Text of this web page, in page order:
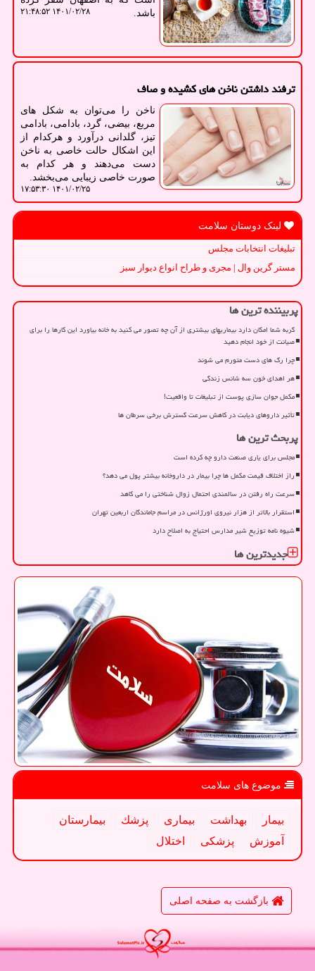
باشد.
۱۴۰۱/۰۲/۲۸ ۲۱:۴۸:۵۲
ترفند داشتن ناخن های کشیده و صاف
ناخن را می‌توان به شکل های
مربع، بیضی، گرد، بادامی، بادامی
تیز، گلدانی درآورد و هرکدام از
این اشکال حالت خاصی به ناخن
دست می‌دهند و هر کدام به
صورت خاصی زیبایی می‌بخشد.
۱۴۰۱/۰۲/۲۵ ۱۷:۵۳:۳۰
لینک دوستان سلامت
تبلیغات انتخابات مجلس
مستر گرین وال | مجری و طراح انواع دیوار سبز
پربیننده ترین ها
گربه شما امکان دارد بیماریهای بیشتری از آن چه تصور می کنید به خانه بیاورد این کارها را برای
صیانت از خود انجام دهید
چرا رگ های دست متورم می شوند
هر اهدای خون سه شانس زندگی
مکمل جوان سازی پوست از تبلیغات تا واقعیت!
تأثیر داروهای دیابت در کاهش سرعت گسترش برخی سرطان ها
پربحث ترین ها
مجلس برای یاری صنعت دارو چه کرده است
راز اختلاف قیمت مکمل ها چرا بیمار در داروخانه بیشتر پول می دهد؟
سرعت راه رفتن در سالمندی احتمال زوال شناختی را می کاهد
استقرار بالاتر از هزار نیروی اورژانس در مراسم جاماندگان اربعین تهران
شیوه نامه توزیع شیر مدارس احتیاج به اصلاح دارد
جدیدترین ها
موضوع های سلامت
بیمار بهداشت بیماری پزشك
بیمارستان
آموزش
پزشكی اختلال
بازگشت به صفحه اصلی